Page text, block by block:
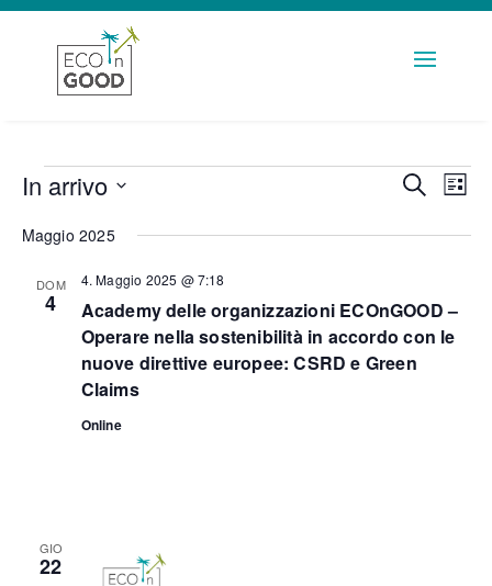
EVENTI
EVENTI
E
Cerca
Lista
In arrivo
la
Maggio 2025
DOM
4
Academy delle organizzazioni ECOnGOOD –
Operare nella sostenibilità in accordo con le
nuove direttive europee: CSRD e Green
Claims
4. Maggio 2025 @ 7:18
Online
GIO
22